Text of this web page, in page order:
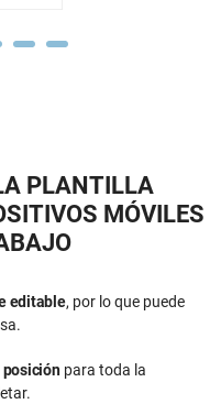
PLANTILLA
MÓVILES
editable, por lo que puede
posiciónpara toda la